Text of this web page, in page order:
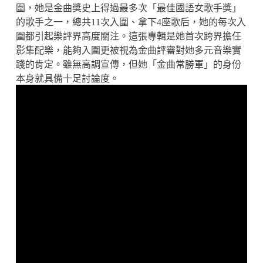
圍，她是金曲獎史上得過最多次「最佳國語女歌手獎」
的歌手之一，總共11次入圍、拿下4座歌后，她的每次入
圍都引起樂評界高度關注。這張專輯是她首次跨界擔任
影集配樂，能夠入圍更被視為金曲評審對她多元音樂實
踐的肯定。雖無高調宣傳，但她「金曲常勝軍」的身份
本身就具備十足討論度。